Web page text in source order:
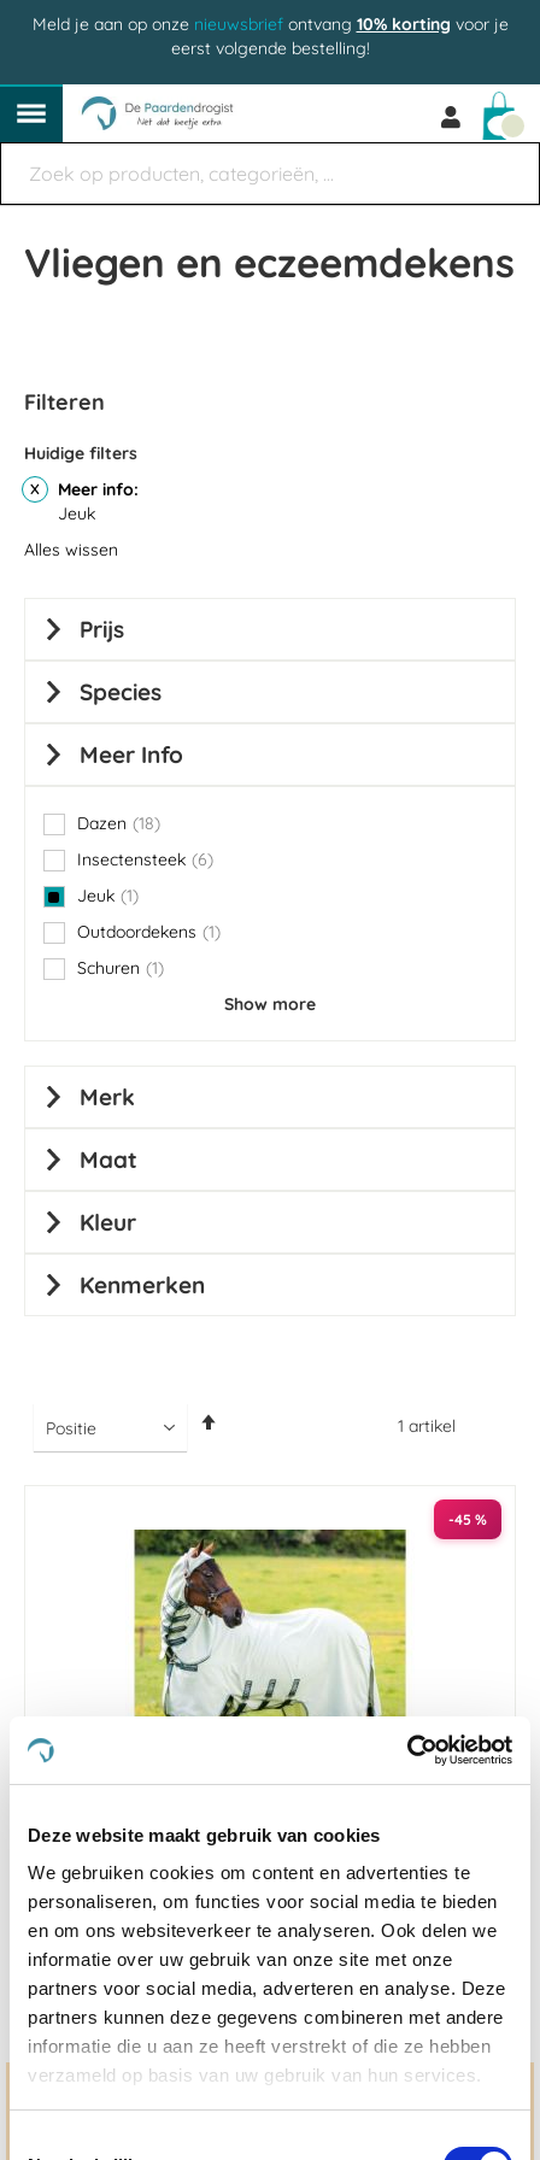
Deze website maakt gebruik van cookies
We gebruiken cookies om content en advertenties te
personaliseren, om functies voor social media te bieden
en om ons websiteverkeer te analyseren. Ook delen we
informatie over uw gebruik van onze site met onze
partners voor social media, adverteren en analyse. Deze
partners kunnen deze gegevens combineren met andere
informatie die u aan ze heeft verstrekt of die ze hebben
verzameld op basis van uw gebruik van hun services.
Meld je aan op onze nieuwsbriefontvang 10% korting voor je
eerst volgende bestelling!
Vliegen en eczeemdekens
1 artikel
-45 %
4.6
rating
8 Beoordelingen
Horseware Rambo Sweetitch Hoody 115/165
€ 183,95 € 101,17
Jouw paard gezond houden en krijgen. Dat is waar we het
Filteren
Huidige filters
Meer info
Jeuk
Alles wissen
Prijs
Species
Meer Info
Dazen 18
items
Insectensteek
6
items
Jeuk 1
item
Outdoordekens
1
item
Schuren
1
item
Show more
Merk
Maat
Kleur
Kenmerken